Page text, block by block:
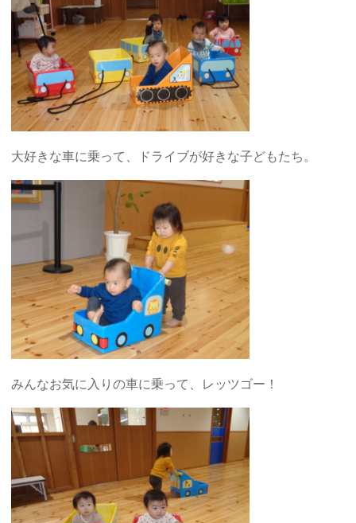
大好きな車に乗って、ドライブが好きな子どもたち。
みんなお気に入りの車に乗って、レッツゴー！